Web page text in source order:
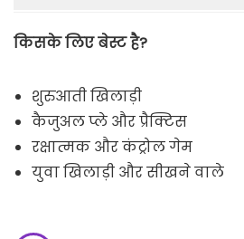
किसके लिए बेस्ट है?
शुरुआती खिलाड़ी
कैजुअल प्ले और प्रैक्टिस
रक्षात्मक और कंट्रोल गेम
युवा खिलाड़ी और सीखने वाले